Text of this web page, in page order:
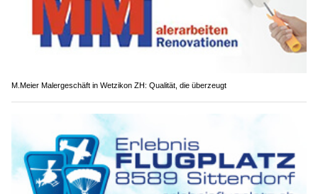
M.Meier Malergeschäft in Wetzikon ZH: Qualität, die überzeugt